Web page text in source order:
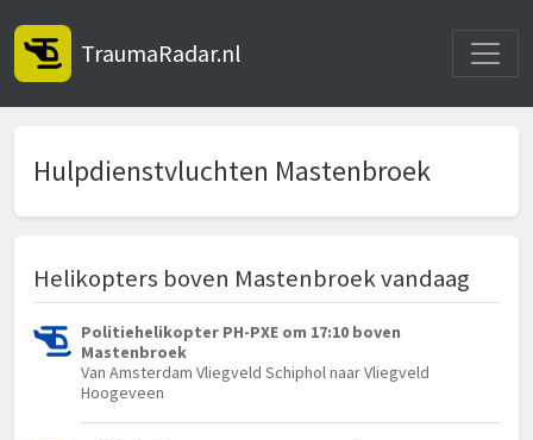
TraumaRadar.nl
Hulpdienstvluchten Mastenbroek
Helikopters boven Mastenbroek vandaag
Politiehelikopter PH-PXE om 17:10 boven
Mastenbroek
Van Amsterdam Vliegveld Schiphol naar Vliegveld
Hoogeveen